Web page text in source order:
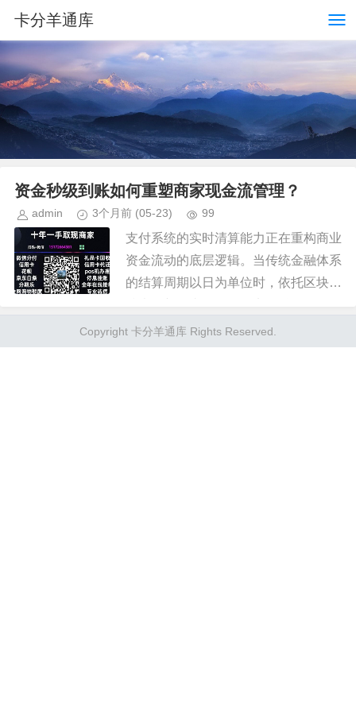
卡分羊通库
资金秒级到账如何重塑商家现金流管理？
admin 3个月前 (05-23) 99
支付系统的实时清算能力正在重构商业
资金流动的底层逻辑。当传统金融体系
的结算周期以日为单位时，依托区块链
这种技术突破使得"24小时套现秒回"成
为可能。核心在于智能合约与...
Copyright 卡分羊通库 Rights Reserved.